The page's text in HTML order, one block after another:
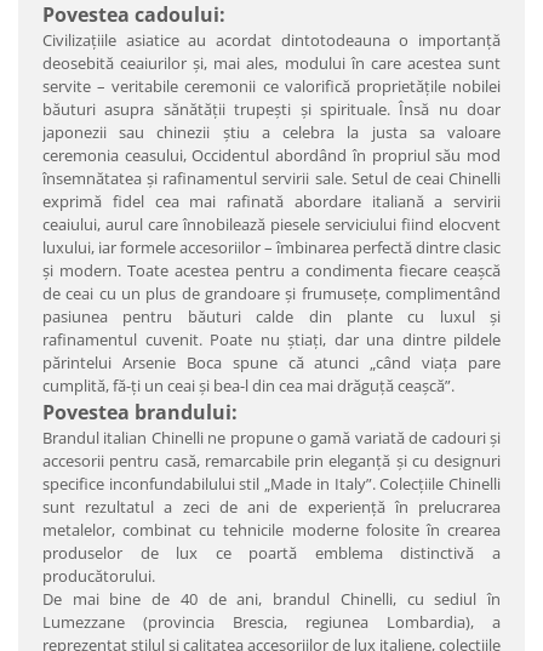
Povestea cadoului:
Civilizaţiile asiatice au acordat dintotodeauna o importanţă
deosebită ceaiurilor şi, mai ales, modului în care acestea sunt
servite – veritabile ceremonii ce valorifică proprietăţile nobilei
băuturi asupra sănătăţii trupeşti şi spirituale. Însă nu doar
japonezii sau chinezii ştiu a celebra la justa sa valoare
ceremonia ceasului, Occidentul abordând în propriul său mod
însemnătatea şi rafinamentul servirii sale. Setul de ceai Chinelli
exprimă fidel cea mai rafinată abordare italiană a servirii
ceaiului, aurul care înnobilează piesele serviciului fiind elocvent
luxului, iar formele accesoriilor – îmbinarea perfectă dintre clasic
şi modern. Toate acestea pentru a condimenta fiecare ceaşcă
de ceai cu un plus de grandoare şi frumuseţe, complimentând
pasiunea pentru băuturi calde din plante cu luxul şi
rafinamentul cuvenit. Poate nu ştiaţi, dar una dintre pildele
părintelui Arsenie Boca spune că atunci „când viaţa pare
cumplită, fă-ţi un ceai şi bea-l din cea mai drăguţă ceaşcă”.
Povestea brandului:
Brandul italian Chinelli ne propune o gamă variată de cadouri şi
accesorii pentru casă, remarcabile prin eleganţă şi cu designuri
specifice inconfundabilului stil „Made in Italy”. Colecţiile Chinelli
sunt rezultatul a zeci de ani de experienţă în prelucrarea
metalelor, combinat cu tehnicile moderne folosite în crearea
produselor de lux ce poartă emblema distinctivă a
producătorului.
De mai bine de 40 de ani, brandul Chinelli, cu sediul în
Lumezzane (provincia Brescia, regiunea Lombardia), a
reprezentat stilul şi calitatea accesoriilor de lux italiene, colecţiile